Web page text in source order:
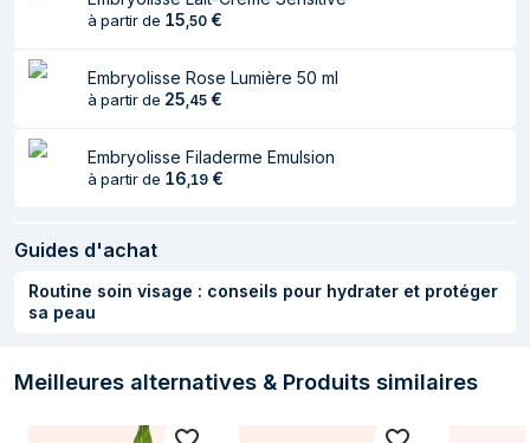
ETHYLHEXYLGLYCERIN.
JUICE POWDER. SODIUM
PROPANEDIOL. MALTODEXTRIN.
ORTHOSIPHON STAMINEUS
SEED OIL. MITRACARPUS SCABER
CARYA ILLINOINENSIS (PECAN)
à partir de 15 50 €
Embryolisse Rose Lumière 50 ml
à partir de 25 45 €
Embryolisse Filaderme Emulsion
à partir de 16 19 €
Guides d'achat
Routine soin visage : conseils pour hydrater et protéger
sa peau
Meilleures alternatives & Produits similaires